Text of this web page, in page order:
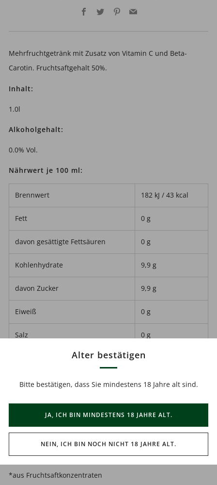
Alter bestätigen
Bitte bestätigen, dass Sie mindestens 18 Jahre alt sind.
JA, ICH BIN MINDESTENS 18 JAHRE ALT.
NEIN, ICH BIN NOCH NICHT 18 JAHRE ALT.
Facebook
TwitterPinterest
Email
Mehrfruchtgetränk mit Zusatz von Vitamin C und Beta-
Carotin. Fruchtsaftgehalt 50%.
Inhalt:
1.0l
Alkoholgehalt:
0.0% Vol.
Nährwert je 100 ml:
Brennwert 182 kJ / 43 kcal
Fett 0 g
davon gesättigte Fettsäuren 0 g
Kohlenhydrate 9,9 g
davon Zucker 9,9 g
Eiweiß 0 g
Salz 0 g
Wasser, Orangensaft* (23 %), Apfelsaft (20 %), Zucker,
Kürbissaft* (5 %), Honigmelonensaft*, Zitronensaft*,
Stabilisator Pektin, natürliches Aroma, Vitamin C, Extrakt aus
0,1 % Kürbiskernen, Beta-Carotin, Vitamin C (12 mg (15 %
NRV **)), Vitamin A (120μg (15 % NRV **)).
*aus Fruchtsaftkonzentraten